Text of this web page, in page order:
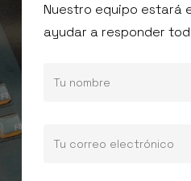
Nuestro equipo estará
ayudar a responder